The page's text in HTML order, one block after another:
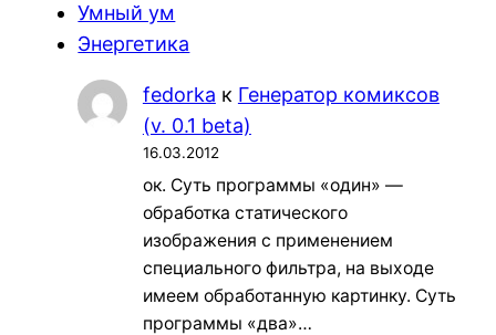
Умный ум
Энергетика
fedorka к Генератор комиксов
(v. 0.1 beta)
16.03.2012
ок. Суть программы «один» —
обработка статического
изображения с применением
специального фильтра, на выходе
имеем обработанную картинку. Суть
программы «два»…